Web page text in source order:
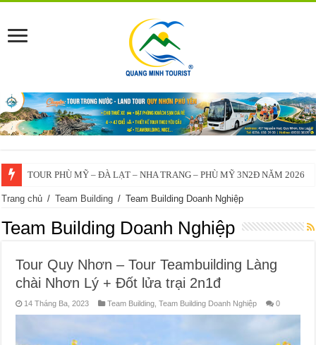
TOUR PHÙ MỸ – ĐÀ LẠT – NHA TRANG – PHÙ MỸ 3N2Đ NĂM 2026
Trang chủ / Team Building / Team Building Doanh Nghiệp
Team Building Doanh Nghiệp
Tour Quy Nhơn – Tour Teambuilding Làng
chài Nhơn Lý + Đốt lửa trại 2n1đ
14 Tháng Ba, 2023 Team Building,Team Building Doanh Nghiệp 0